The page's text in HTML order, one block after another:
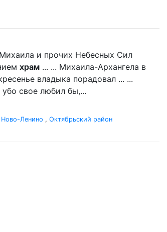
и прочих Небесных Сил
храм ... ... Михаила-Архангела в
владыка порадовал ... ...
свое любил бы,...
Ново-Ленино , Октябрьский район